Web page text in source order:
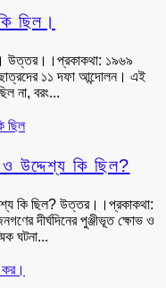
ছিল।
উত্তর।।প্রকাকথা: ১৯৬৯
১১ দফা আন্দোলন। এই
না, বরং...
উদ্দেশ্য কি ছিল?
কি ছিল? উত্তর।।প্রকাকথা:
দীর্ঘদিনের পুঞ্জীভূত ক্ষোভ ও
ঘটনা...